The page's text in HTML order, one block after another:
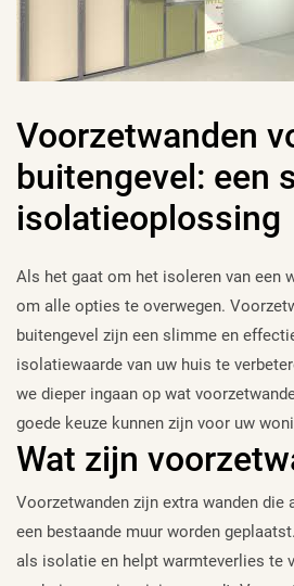
Voorzetwanden
buitengevel: een
isolatieoplossing
Als het gaat om het isoleren van een
om alle opties te overwegen.
buitengevel zijn een slimme en
isolatiewaarde van uw huis te
we dieper ingaan op wat
goede keuze kunnen zijn voor uw
Wat zijn
Voorzetwanden zijn extra wanden die
een bestaande muur worden
als isolatie en helpt warmteverlies te